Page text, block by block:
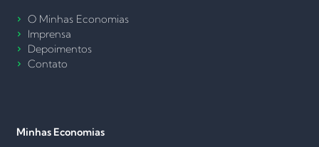
O Minhas Economias
Imprensa
Depoimentos
Contato
Minhas Economias